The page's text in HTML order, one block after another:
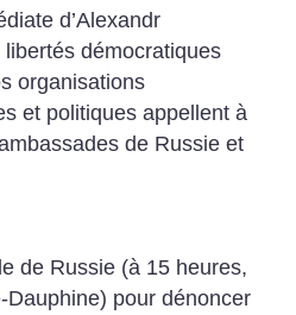
d’Alexandr
démocratiques
organisations
et politiques appellent à
de Russie et
de Russie (à 15 heures,
pour dénoncer